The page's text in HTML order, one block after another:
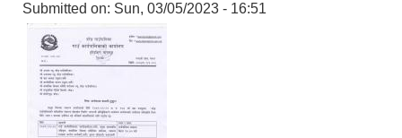
Submitted on: Sun, 03/05/2023 - 16:51